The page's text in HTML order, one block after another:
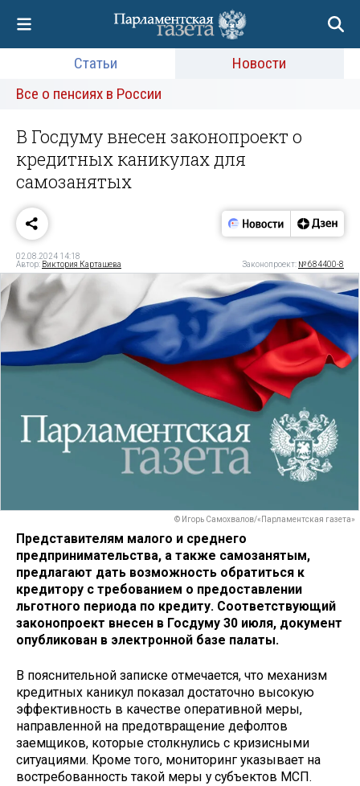
Статьи
Новости
Все о пенсиях в России
В Госдуму внесен законопроект о
кредитных каникулах для
самозанятых
02.08.2024 14:18
Автор: Виктория Карташева Законопроект: № 684400-8
© Игорь Самохвалов/«Парламентская газета»
Представителям малого и среднего
предпринимательства, а также самозанятым,
предлагают дать возможность обратиться к
кредитору с требованием о предоставлении
льготного периода по кредиту. Соответствующий
законопроект внесен в Госдуму 30 июля, документ
опубликован в электронной базе палаты.
В пояснительной записке отмечается, что механизм
кредитных каникул показал достаточно высокую
эффективность в качестве оперативной меры,
направленной на предотвращение дефолтов
заемщиков, которые столкнулись с кризисными
ситуациями. Кроме того, мониторинг указывает на
востребованность такой меры у субъектов МСП.